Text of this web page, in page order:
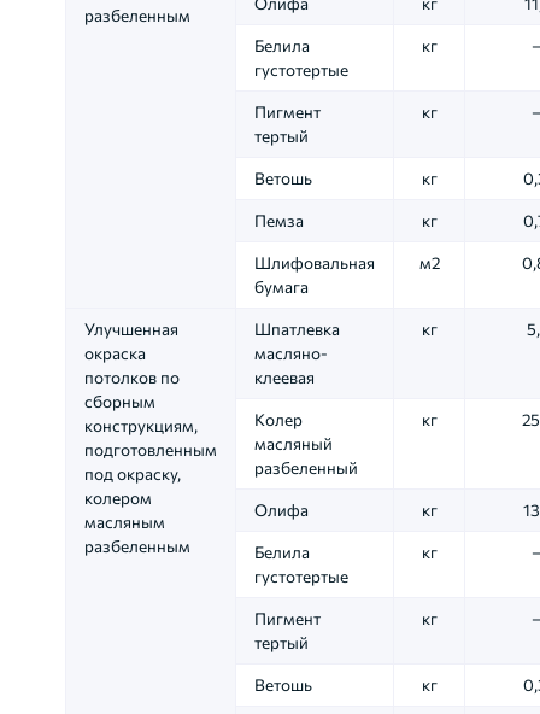
разбеленным
Белила
густотертые
кг
Пигмент
тертый
кг
Ветошь кг
Пемза кг
Шлифовальная
бумага
м2
Улучшенная
окраска
потолков по
сборным
конструкциям,
подготовленным
под окраску,
колером
масляным
разбеленным
Шпатлевка
масляно-
клеевая
кг
Колер
масляный
разбеленный
кг
Олифа кг
Белила
густотертые
кг
Пигмент
тертый
кг
Ветошь кг